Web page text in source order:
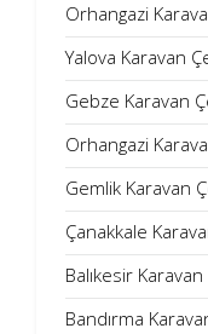
Orhangazi
Yalova Karavan
Gebze Karavan
Orhangazi
Gemlik Karavan
Çanakkale
Balıkesir
Bandırma